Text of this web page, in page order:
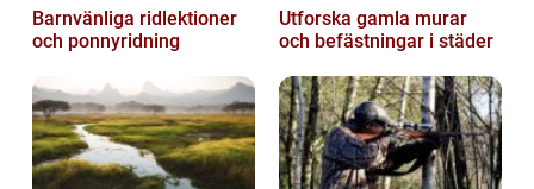
Barnvänliga ridlektioner
och ponnyridning
Utforska gamla murar
och befästningar i städer